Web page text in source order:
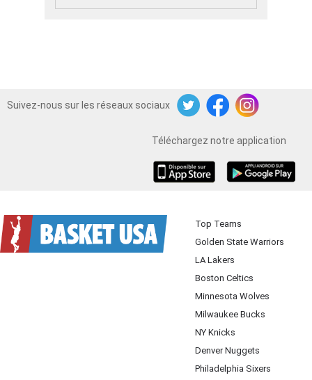
Suivez-nous sur les réseaux sociaux
TwitterFacebookInstagram
Téléchargez notre application
Top Teams
Golden State Warriors
LA Lakers
Boston Celtics
Minnesota Wolves
Milwaukee Bucks
NY Knicks
Denver Nuggets
Philadelphia Sixers